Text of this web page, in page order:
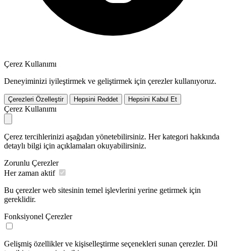
Çerez Kullanımı
Deneyiminizi iyileştirmek ve geliştirmek için çerezler kullanıyoruz.
Çerezleri Özelleştir Hepsini Reddet Hepsini Kabul Et
Çerez Kullanımı
Çerez tercihlerinizi aşağıdan yönetebilirsiniz. Her kategori hakkında
detaylı bilgi için açıklamaları okuyabilirsiniz.
Zorunlu Çerezler
Her zaman aktif
Bu çerezler web sitesinin temel işlevlerini yerine getirmek için
gereklidir.
Fonksiyonel Çerezler
Gelişmiş özellikler ve kişiselleştirme seçenekleri sunan çerezler. Dil